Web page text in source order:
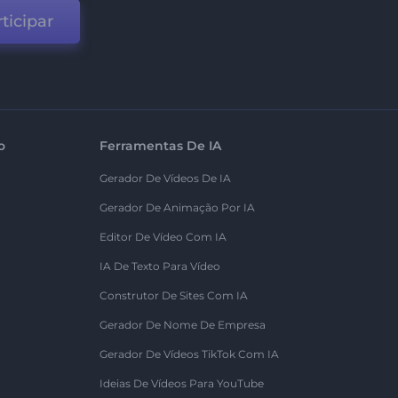
Ferramentas De IA
Gerador De Vídeos De IA
Gerador De Animação Por IA
Editor De Vídeo Com IA
IA De Texto Para Vídeo
Construtor De Sites Com IA
Gerador De Nome De Empresa
Gerador De Vídeos TikTok Com IA
Ideias De Vídeos Para YouTube